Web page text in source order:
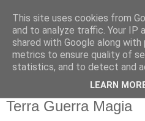
Gangleri - Il
Progetto
Terra Guerra Magia
This site uses cookies from
and to analyze traffic. Your IP
shared with Google along
metrics to ensure quality of
statistics, and to detect and
LEARN